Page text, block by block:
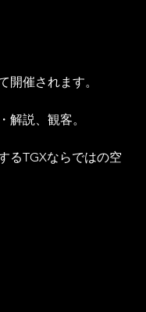
開催されます。
解説、観客。
るTGXならではの空